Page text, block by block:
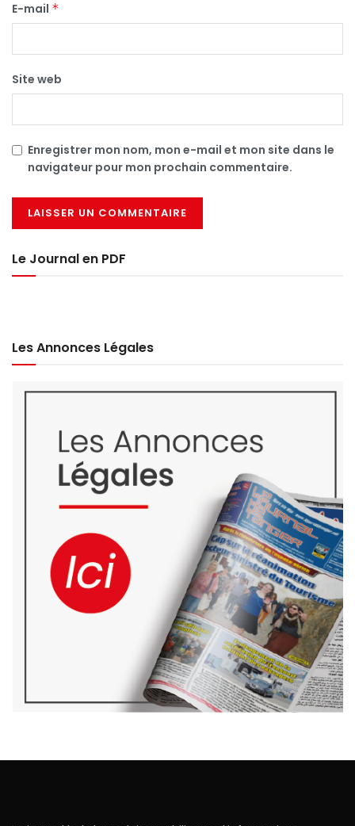
E-mail *
Site web
Enregistrer mon nom, mon e-mail et mon site dans le
navigateur pour mon prochain commentaire.
Le Journal en PDF
Les Annonces Légales